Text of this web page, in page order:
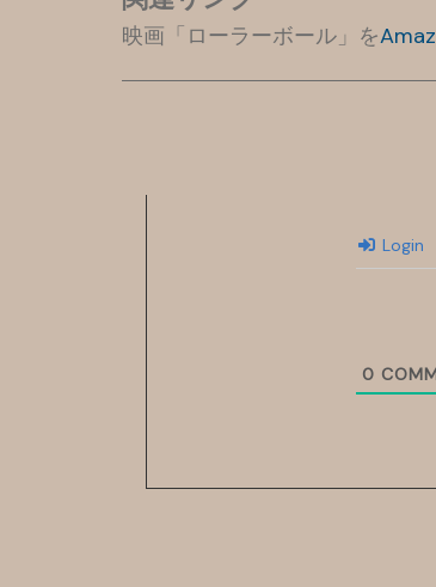
映画「ローラーボール」を
Login
0